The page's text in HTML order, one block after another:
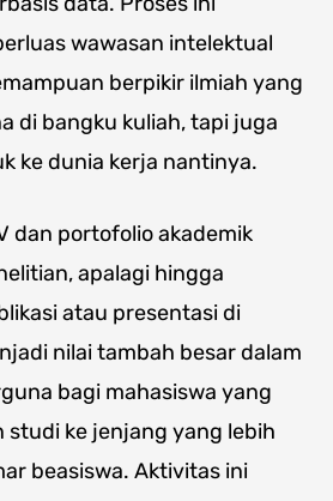
wawasan intelektual
berpikir ilmiah yang
di bangku kuliah, tapi juga
ke dunia kerja nantinya.
dan portofolio akademik
apalagi hingga
atau presentasi di
nilai tambah besar dalam
bagi mahasiswa yang
studi ke jenjang yang lebih
beasiswa. Aktivitas ini